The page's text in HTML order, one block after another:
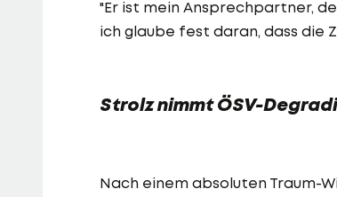
"Er ist mein Ansprechpartner,
ich glaube fest daran, dass die
Strolz nimmt ÖSV-
Nach einem absoluten Traum-